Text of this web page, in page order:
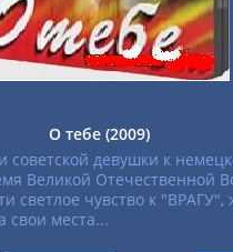
О тебе (2009)
девушки к
Великой Отечественной
светлое чувство к "ВРАГУ",
свои места...